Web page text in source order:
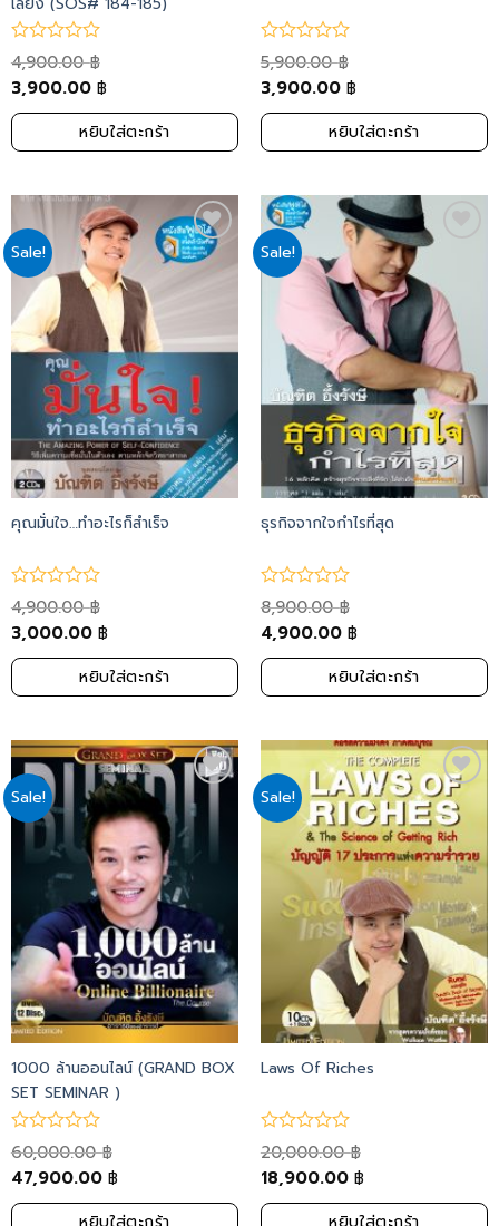
4,900.00฿
3,900.00 ฿
หยิบใส่ตะกร้า
5,900.00฿
3,900.00 ฿
หยิบใส่ตะกร้า
Sale!
Add
to
wishlist
คุณมั่นใจ…ทำอะไรก็สำเร็จ
4,900.00฿
3,000.00 ฿
หยิบใส่ตะกร้า
Sale!
wishlist
ธุรกิจจากใจกำไรที่สุด
8,900.00฿
4,900.00 ฿
หยิบใส่ตะกร้า
Sale!
Add
to
wishlist
1000 ล้านออนไลน์ (GRAND BOX
SET SEMINAR )
60,000.00฿
47,900.00 ฿
Sale!
Add
to
wishlist
Laws Of Riches
20,000.00฿
18,900.00 ฿